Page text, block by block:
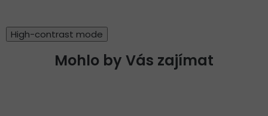
High-contrast mode
Mohlo by Vás zajímat